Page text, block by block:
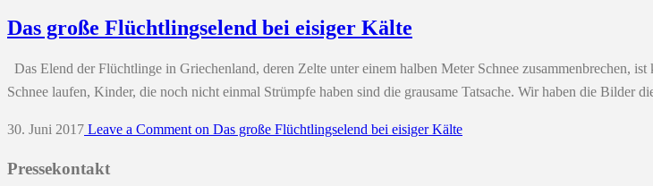
Das große Flüchtlingselend bei eisiger Kälte
Das Elend der Flüchtlinge in Griechenland, deren Zelte unter einem halben Meter Schnee zusammenbrechen,
Schnee laufen, Kinder, die noch nicht einmal Strümpfe haben sind die grausame Tatsache. Wir haben die Bilder
30. Juni 2017 Leave a Comment on Das große Flüchtlingselend bei eisiger Kälte
Pressekontakt